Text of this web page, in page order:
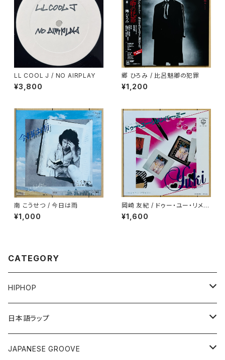
LL COOL J / NO AIRPLAY
¥3,800
郷 ひろみ / 比呂魅卿の犯罪
¥1,200
南 こうせつ / 今日は雨
¥1,000
岡崎 友紀 / ドゥー・ユー・リメン
バー・ミー
¥1,600
CATEGORY
HIPHOP
12"/7"
80'S OLD SCHOOL
LP
日本語ラップ
12"/7"
JAPANESE GROOVE